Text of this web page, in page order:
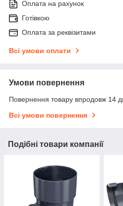
Оплата на рахунок
Готівкою
Оплата за реквізитами
Всі умови оплати
Умови повернення
Повернення товару впродовж 14
Всі умови повернення
Подібні товари компанії